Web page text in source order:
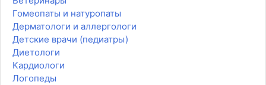
Гомеопаты и натуропаты
Дерматологи и аллергологи
Детские врачи (педиатры)
Диетологи
Кардиологи
Логопеды